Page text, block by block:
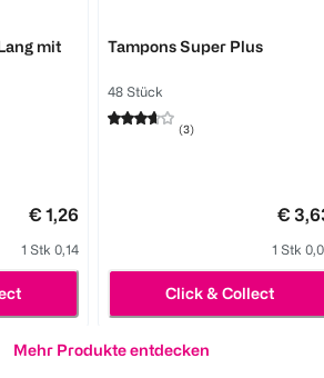
mit
€ 1,26
1 Stk 0,14
Tampons Super Plus
48 Stück
(3)
€
1 Stk
Click & Collect
Mehr Produkte entdecken